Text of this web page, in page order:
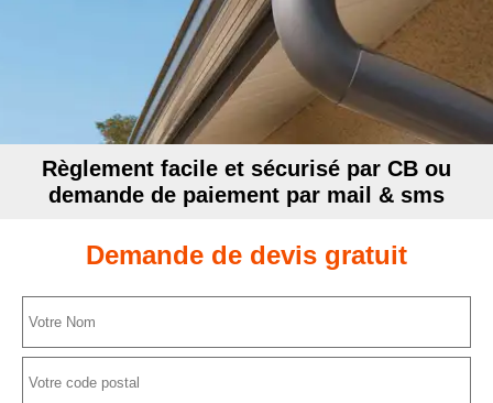
Règlement facile et sécurisé par CB ou
demande de paiement par mail & sms
Demande de devis gratuit